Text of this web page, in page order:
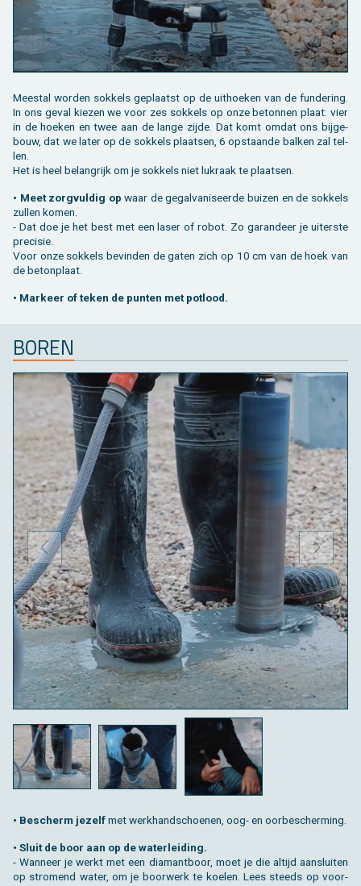
Mee­st­al wor­den sok­kels ge­plaatst op de uit­hoe­ken van de fun­de­ring.
In ons geval kie­zen we voor zes sok­kels op onze be­ton­nen plaat: vier
in de hoe­ken en twee aan de lange zijde. Dat komt omdat ons bij­ge­
bouw, dat we later op de sok­kels plaat­sen, 6 op­staan­de bal­ken zal tel­
len.
Het is heel be­lang­rijk om je sok­kels niet luk­raak te plaat­sen.
• Meet zorg­vul­dig op waar de ge­gal­va­ni­seer­de bui­zen en de sok­kels
zul­len komen.
- Dat doe je het best met een laser of robot. Zo ga­ran­deer je ui­ter­ste
pre­ci­sie.
Voor onze sok­kels be­vin­den de gaten zich op 10 cm van de hoek van
de be­ton­plaat.
• Mar­keer of teken de pun­ten met pot­lood.
BOREN
• Be­scherm je­zelfmet werk­hand­schoe­nen, oog- en oor­be­scher­ming.
• Sluit de boor aan op de wa­ter­lei­ding.
- Wan­neer je werkt met een dia­mant­boor, moet je die al­tijd aan­slui­ten
op stro­mend water, om je boor­werk te koe­len. Lees steeds op voor­
VORIGE